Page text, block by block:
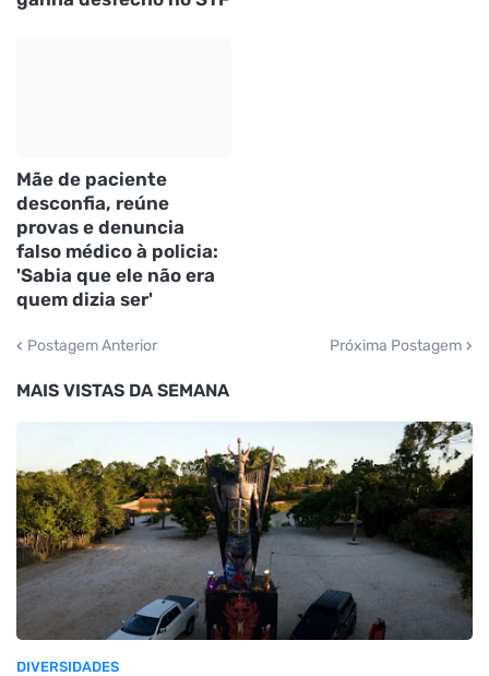
Mãe de paciente
desconfia, reúne
provas e denuncia
falso médico à policia:
'Sabia que ele não era
quem dizia ser'
Postagem Anterior Próxima Postagem
MAIS VISTAS DA SEMANA
DIVERSIDADES